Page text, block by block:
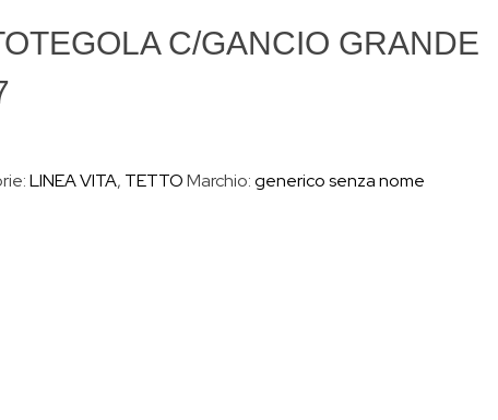
C/GANCIO GRANDE
LINEA VITA, TETTOMarchio:generico senza nome